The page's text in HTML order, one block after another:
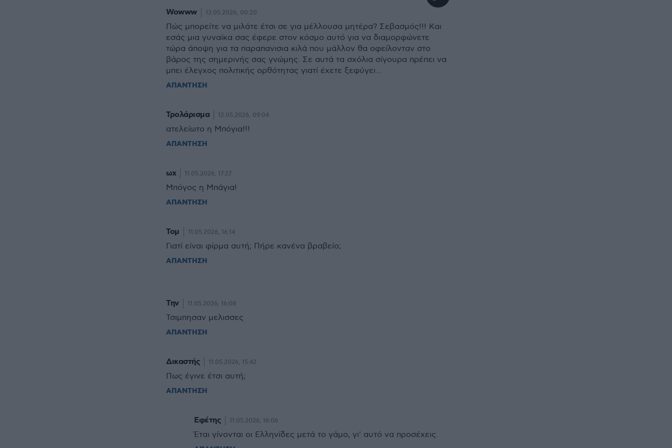
Wowww 13.05.2026, 00:20
Πώς μπορείτε να μιλάτε έτσι σε για μέλλουσα μητέρα? Σεβασμός!!! Και
εσάς μια γυναίκα σας έφερε στον κόσμο αυτό για να διαμορφώνετε
τώρα άποψη για τα παραπανισια κιλά που μάλλον θα οφείλονταν στο
βάρος της σημερινής σας γνώμης. Σε αυτά τα σχόλια σίγουρα πρέπει να
μπει έλεγχος πολιτικής ορθότητας γιατί έχετε ξεφύγει...
ΑΠΑΝΤΗΣΗ
Τρολάρισμα 12.05.2026, 09:04
ατελείωτο η Μπόγια!!!
ΑΠΑΝΤΗΣΗ
ωχ 11.05.2026, 17:27
Μπόγος η Μπάγια!
ΑΠΑΝΤΗΣΗ
Τομ 11.05.2026, 16:14
Γιατί είναι φίρμα αυτή; Πήρε κανένα βραβείο;
ΑΠΑΝΤΗΣΗ
Την 11.05.2026, 16:08
Τσιμπησαν μελισσες
ΑΠΑΝΤΗΣΗ
Δικαστής 11.05.2026, 15:42
Πως έγινε έτσι αυτή;
ΑΠΑΝΤΗΣΗ
Εφέτης 11.05.2026, 16:06
Έται γίνονται οι Ελληνίδες μετά το γάμο, γι' αυτό να προσέχεις.